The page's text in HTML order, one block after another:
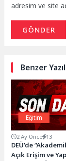
adresim ve site
GÖNDER
Benzer
Eğitim
2 Ay Önce 13
DEÜ’de
Açık Erişim ve